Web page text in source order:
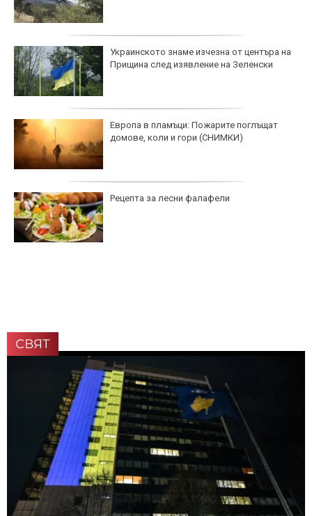
Украинското знаме изчезна от центъра на
Прищина след изявление на Зеленски
Европа в пламъци: Пожарите поглъщат
домове, коли и гори (СНИМКИ)
Рецепта за лесни фалафели
СВЯТ